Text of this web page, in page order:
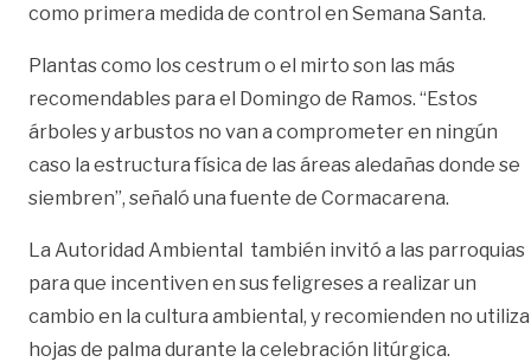
como primera medida de control en Semana Santa.
Plantas como los cestrum o el mirto son las más
recomendables para el Domingo de Ramos. “Estos
árboles y arbustos no van a comprometer en ningún
caso la estructura física de las áreas aledañas donde se
siembren”, señaló una fuente de Cormacarena.
La Autoridad Ambiental también invitó a las parroquias
para que incentiven en sus feligreses a realizar un
cambio en la cultura ambiental, y recomienden no
hojas de palma durante la celebración litúrgica.